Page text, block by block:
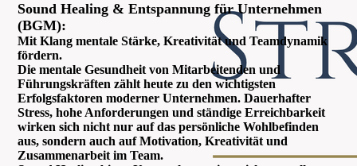
Sound Healing & Entspannung für Unternehmen
(BGM):
Mit Klang mentale Stärke, Kreativität und Teamdynamik
fördern.
Die mentale Gesundheit von Mitarbeitenden und
Führungskräften zählt heute zu den wichtigsten
Erfolgsfaktoren moderner Unternehmen. Dauerhafter
Stress, hohe Anforderungen und ständige Erreichbarkeit
wirken sich nicht nur auf das persönliche Wohlbefinden
aus, sondern auch auf Motivation, Kreativität und
Zusammenarbeit im Team.